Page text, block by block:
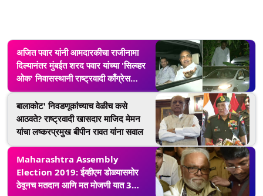
अजित पवार यांनी आमदारकीचा राजीनामा
दिल्यानंतर मुंबईत शरद पवार यांच्या 'सिल्व्हर
ओक' निवासस्थानी राष्ट्रवादी काँग्रेस
नेत्यांची बैठक
बालाकोट' निवडणूकांच्याच वेळीच कसे
आठवते? राष्ट्रवादी खासदार माजिद मेमन
यांचा लष्करप्रमुख बीपीन रावत यांना सवाल
Maharashtra Assembly
Election 2019: ईव्हीएम डोळ्यासमोर
ठेवूनच मतदान आणि मत मोजणी यात 3